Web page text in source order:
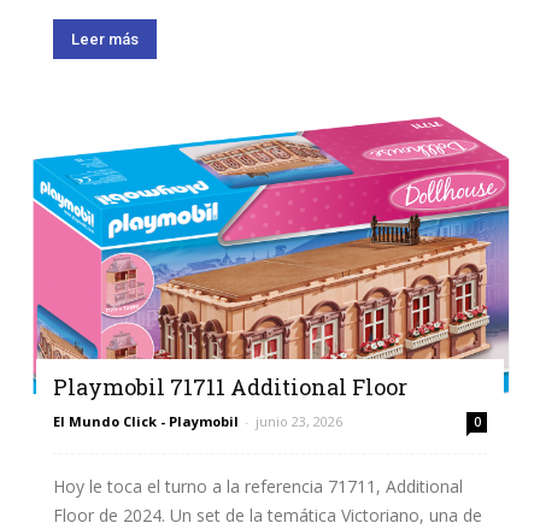
Leer más
Playmobil 71711 Additional Floor
El Mundo Click - Playmobil - junio 23, 2026 0
Hoy le toca el turno a la referencia 71711, Additional
Floor de 2024. Un set de la temática Victoriano, una de